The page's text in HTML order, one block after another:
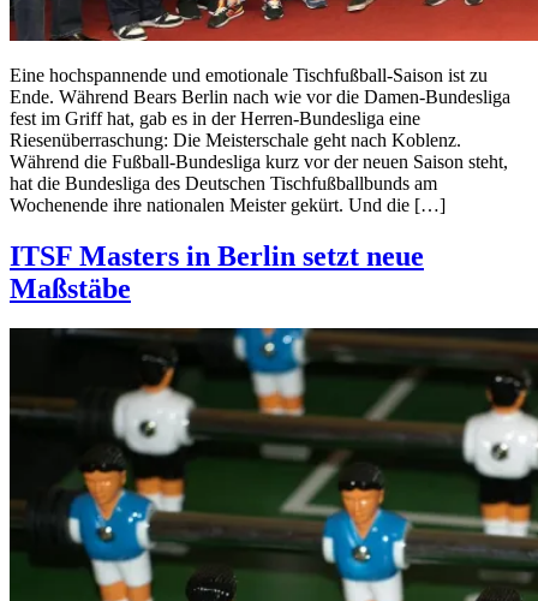
Eine hochspannende und emotionale Tischfußball-Saison ist zu
Ende. Während Bears Berlin nach wie vor die Damen-Bundesliga
fest im Griff hat, gab es in der Herren-Bundesliga eine
Riesenüberraschung: Die Meisterschale geht nach Koblenz.
Während die Fußball-Bundesliga kurz vor der neuen Saison steht,
hat die Bundesliga des Deutschen Tischfußballbunds am
Wochenende ihre nationalen Meister gekürt. Und die […]
ITSF Masters in Berlin setzt neue
Maßstäbe